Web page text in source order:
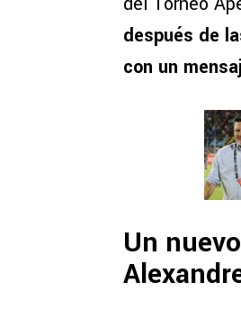
después de
con un
Un